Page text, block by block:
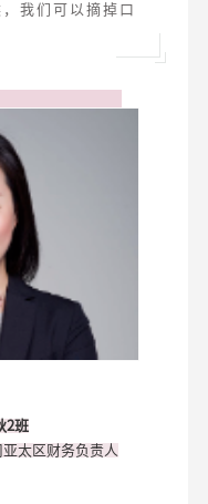
我们可以摘掉口
2班
太区财务负责人